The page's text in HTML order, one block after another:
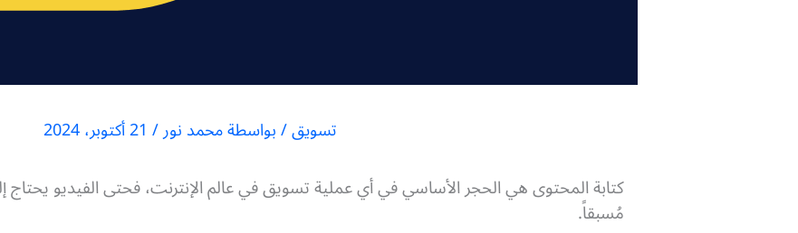
تسويق/ بواسطةمحمد نور/ 21 أكتوبر، 2024
كتابة المحتوى هي الحجر الأساسي في أي عملية تسويق في عالم الإنترنت، فحتى الفيديو
مُسبقاً.